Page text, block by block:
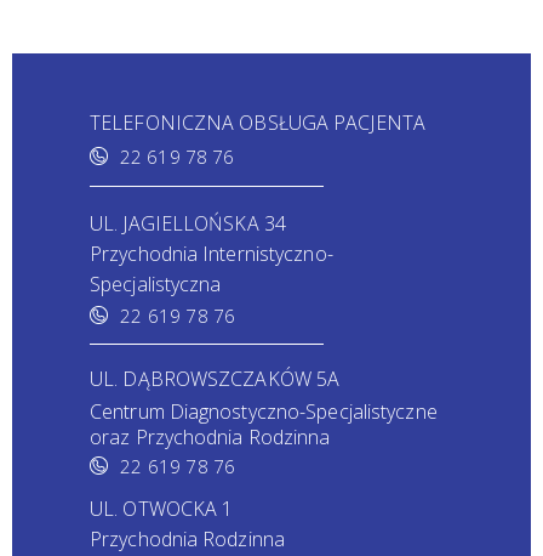
TELEFONICZNA OBSŁUGA PACJENTA
22 619 78 76
UL. JAGIELLOŃSKA 34
Przychodnia Internistyczno-
Specjalistyczna
22 619 78 76
UL. DĄBROWSZCZAKÓW 5A
Centrum Diagnostyczno-Specjalistyczne
oraz Przychodnia Rodzinna
22 619 78 76
UL. OTWOCKA 1
Przychodnia Rodzinna